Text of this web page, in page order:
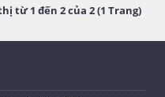
từ 1 đến 2 của 2 (1 Trang)